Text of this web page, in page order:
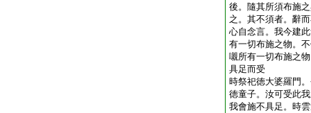
後。隨其所須布施
之。其不須者。辭
心自念言。我今建
有一切布施之物。
嚫所有一切布施之
具足而受
時祭祀徳大婆羅門
徳童子。汝可受此
我會施不具足。時